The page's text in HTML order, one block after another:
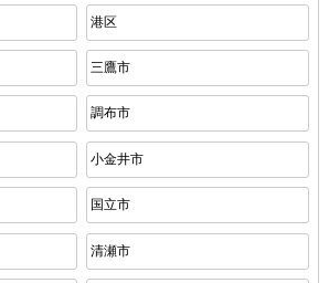
港区
三鷹市
調布市
小金井市
国立市
清瀬市